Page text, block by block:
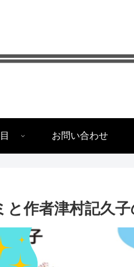
お問い合わせ
作者津村記久